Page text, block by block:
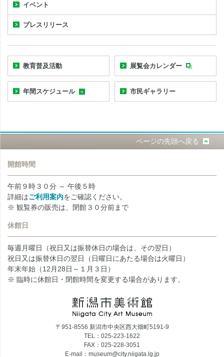
イベント
プレスリリース
教育普及活動 展覧会カレンダー
年間スケジュール 市民ギャラリー
ページの先頭へ戻る
開館時間
午前９時３０分 ～ 午後５時
詳細はご利用案内をご確認ください。
※ 観覧券の販売は、閉館３０分前まで
休館日
毎週月曜日（祝日又は振替休日の場合は、その翌日）
祝日又は振替休日の翌日（日曜日にあたる場合は火曜日）
年末年始（12月28日～１月３日）
※ 臨時に休館日・閉館時間を変更する場合があります。
〒951-8556 新潟市中央区西大畑町5191-9
TEL：025-223-1622
FAX：025-228-3051
E-mail：museum@city.niigata.lg.jp